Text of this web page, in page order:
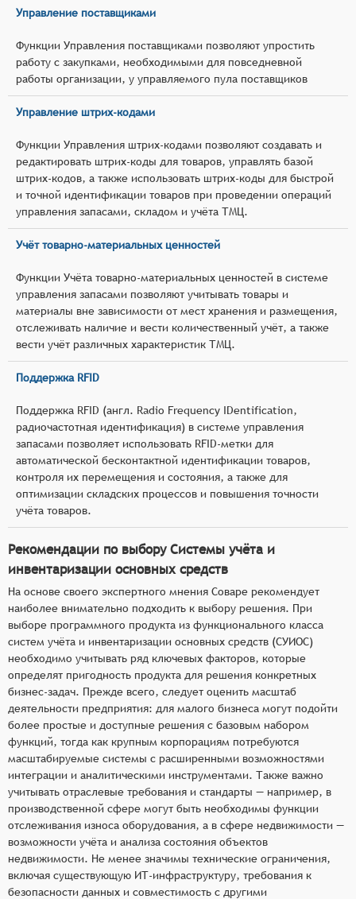
Управление поставщиками
Функции Управления поставщиками позволяют упростить
работу с закупками, необходимыми для повседневной
работы организации, у управляемого пула поставщиков
Управление штрих-кодами
Функции Управления штрих-кодами позволяют создавать и
редактировать штрих-коды для товаров, управлять базой
штрих-кодов, а также использовать штрих-коды для быстрой
и точной идентификации товаров при проведении операций
управления запасами, складом и учёта ТМЦ.
Учёт товарно-материальных ценностей
Функции Учёта товарно-материальных ценностей в системе
управления запасами позволяют учитывать товары и
материалы вне зависимости от мест хранения и размещения,
отслеживать наличие и вести количественный учёт, а также
вести учёт различных характеристик ТМЦ.
Поддержка RFID
Поддержка RFID (англ. Radio Frequency IDentification,
радиочастотная идентификация) в системе управления
запасами позволяет использовать RFID-метки для
автоматической бесконтактной идентификации товаров,
контроля их перемещения и состояния, а также для
оптимизации складских процессов и повышения точности
учёта товаров.
Рекомендации по выбору Системы учёта и
инвентаризации основных средств
На основе своего экспертного мнения Соваре рекомендует
наиболее внимательно подходить к выбору решения. При
выборе программного продукта из функционального класса
систем учёта и инвентаризации основных средств (СУИОС)
необходимо учитывать ряд ключевых факторов, которые
определят пригодность продукта для решения конкретных
бизнес-задач. Прежде всего, следует оценить масштаб
деятельности предприятия: для малого бизнеса могут подойти
более простые и доступные решения с базовым набором
функций, тогда как крупным корпорациям потребуются
масштабируемые системы с расширенными возможностями
интеграции и аналитическими инструментами. Также важно
учитывать отраслевые требования и стандарты — например, в
производственной сфере могут быть необходимы функции
отслеживания износа оборудования, а в сфере недвижимости —
возможности учёта и анализа состояния объектов
недвижимости. Не менее значимы технические ограничения,
включая существующую ИТ-инфраструктуру, требования к
безопасности данных и совместимость с другими